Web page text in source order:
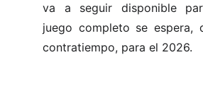
va a seguir disponible
juego completo se espera,
contratiempo, para el 2026.